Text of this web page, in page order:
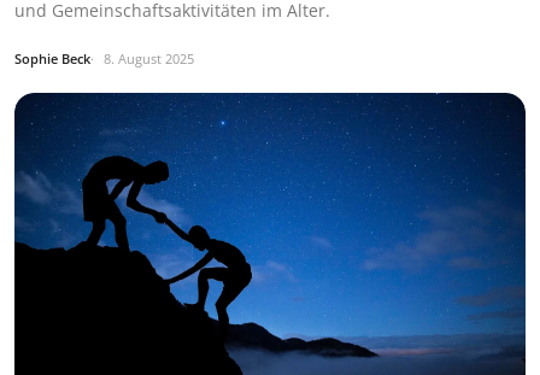
und Gemeinschaftsaktivitäten im Alter.
Sophie Beck 8. August 2025